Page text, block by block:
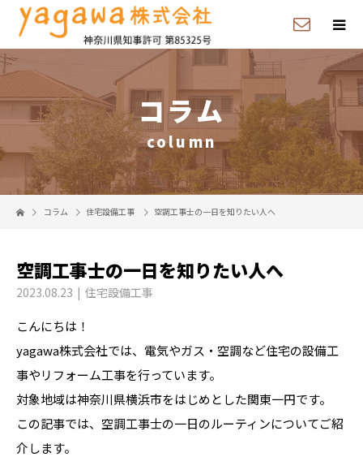
コラム
column
コラム 住宅設備工事 空調工事士の一日を知りたい人へ
空調工事士の一日を知りたい人へ
2023.08.23 住宅設備工事
こんにちは！
yagawa株式会社では、電気やガス・空調など住宅の設備工
事やリフォーム工事を行っています。
対象地域は神奈川県横浜市をはじめとした関東一円です。
この記事では、空調工事士の一日のルーティンについてご紹
介します。